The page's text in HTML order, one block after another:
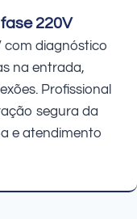
220V
com diagnóstico
na entrada,
Profissional
segura da
e atendimento